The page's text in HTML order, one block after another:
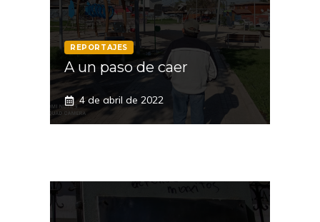
REPORTAJES
A un paso de caer
4 de abril de 2022